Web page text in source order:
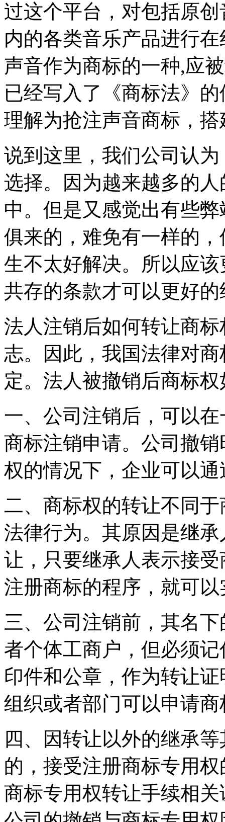
过这个平台，对包括原
内的各类音乐产品进行
声音作为商标的一种,应
已经写入了《商标法》
理解为抢注声音商标，
说到这里，我们公司认
选择。因为越来越多的
中。但是又感觉出有些
俱来的，难免有一样的
生不太好解决。所以应
共存的条款才可以更好
法人注销后如何转让商
志。因此，我国法律对
定。法人被撤销后商标
一、公司注销后，可以
商标注销申请。公司撤
权的情况下，企业可以
二、商标权的转让不同
法律行为。其原因是继
让，只要继承人表示接
注册商标的程序，就可以
三、公司注销前，其名
者个体工商户，但必须
印件和公章，作为转让
组织或者部门可以申请
四、因转让以外的继承
的，接受注册商标专用
商标专用权转让手续相